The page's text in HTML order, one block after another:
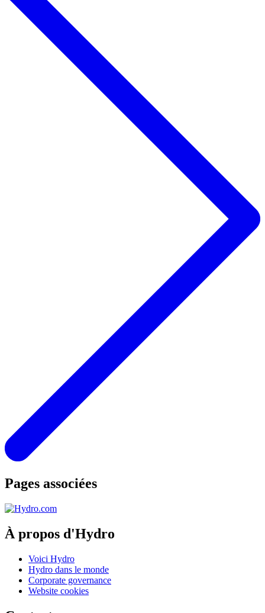
Pages associées
À propos d'Hydro
Voici Hydro
Hydro dans le monde
Corporate governance
Website cookies